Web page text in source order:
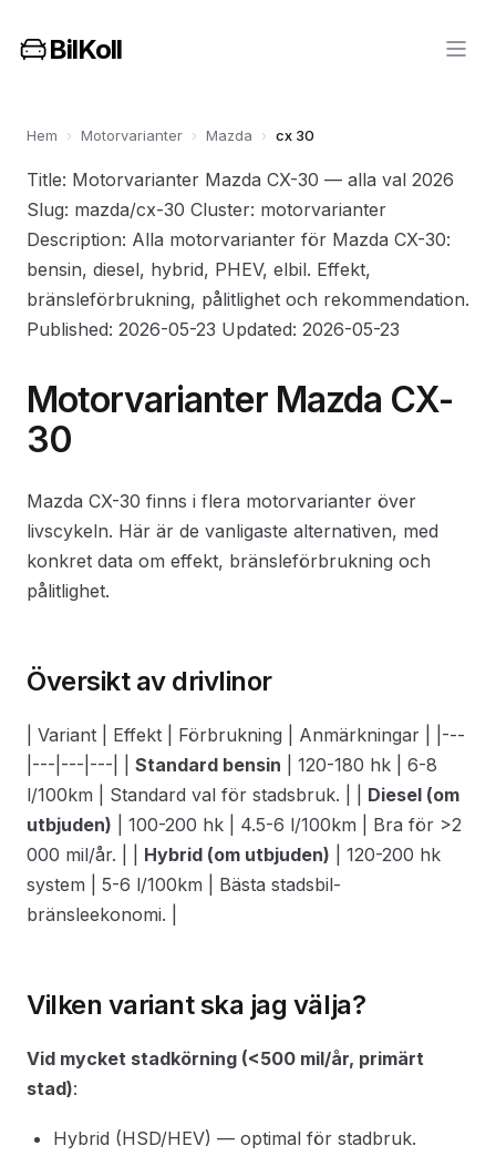
BilKoll
Hem › Motorvarianter › Mazda › cx 30
Title: Motorvarianter Mazda CX-30 — alla val 2026
Slug: mazda/cx-30 Cluster: motorvarianter
Description: Alla motorvarianter för Mazda CX-30:
bensin, diesel, hybrid, PHEV, elbil. Effekt,
bränsleförbrukning, pålitlighet och rekommendation.
Published: 2026-05-23 Updated: 2026-05-23
Motorvarianter Mazda CX-
30
Mazda CX-30 finns i flera motorvarianter över
livscykeln. Här är de vanligaste alternativen, med
konkret data om effekt, bränsleförbrukning och
pålitlighet.
Översikt av drivlinor
| Variant | Effekt | Förbrukning | Anmärkningar | |---
|---|---|---| | Standard bensin | 120-180 hk | 6-8
l/100km | Standard val för stadsbruk. | | Diesel (om
utbjuden) | 100-200 hk | 4.5-6 l/100km | Bra för >2
000 mil/år. | | Hybrid (om utbjuden) | 120-200 hk
system | 5-6 l/100km | Bästa stadsbil-
bränsleekonomi. |
Vilken variant ska jag välja?
Vid mycket stadkörning (<500 mil/år, primärt
stad):
Hybrid (HSD/HEV) — optimal för stadbruk.